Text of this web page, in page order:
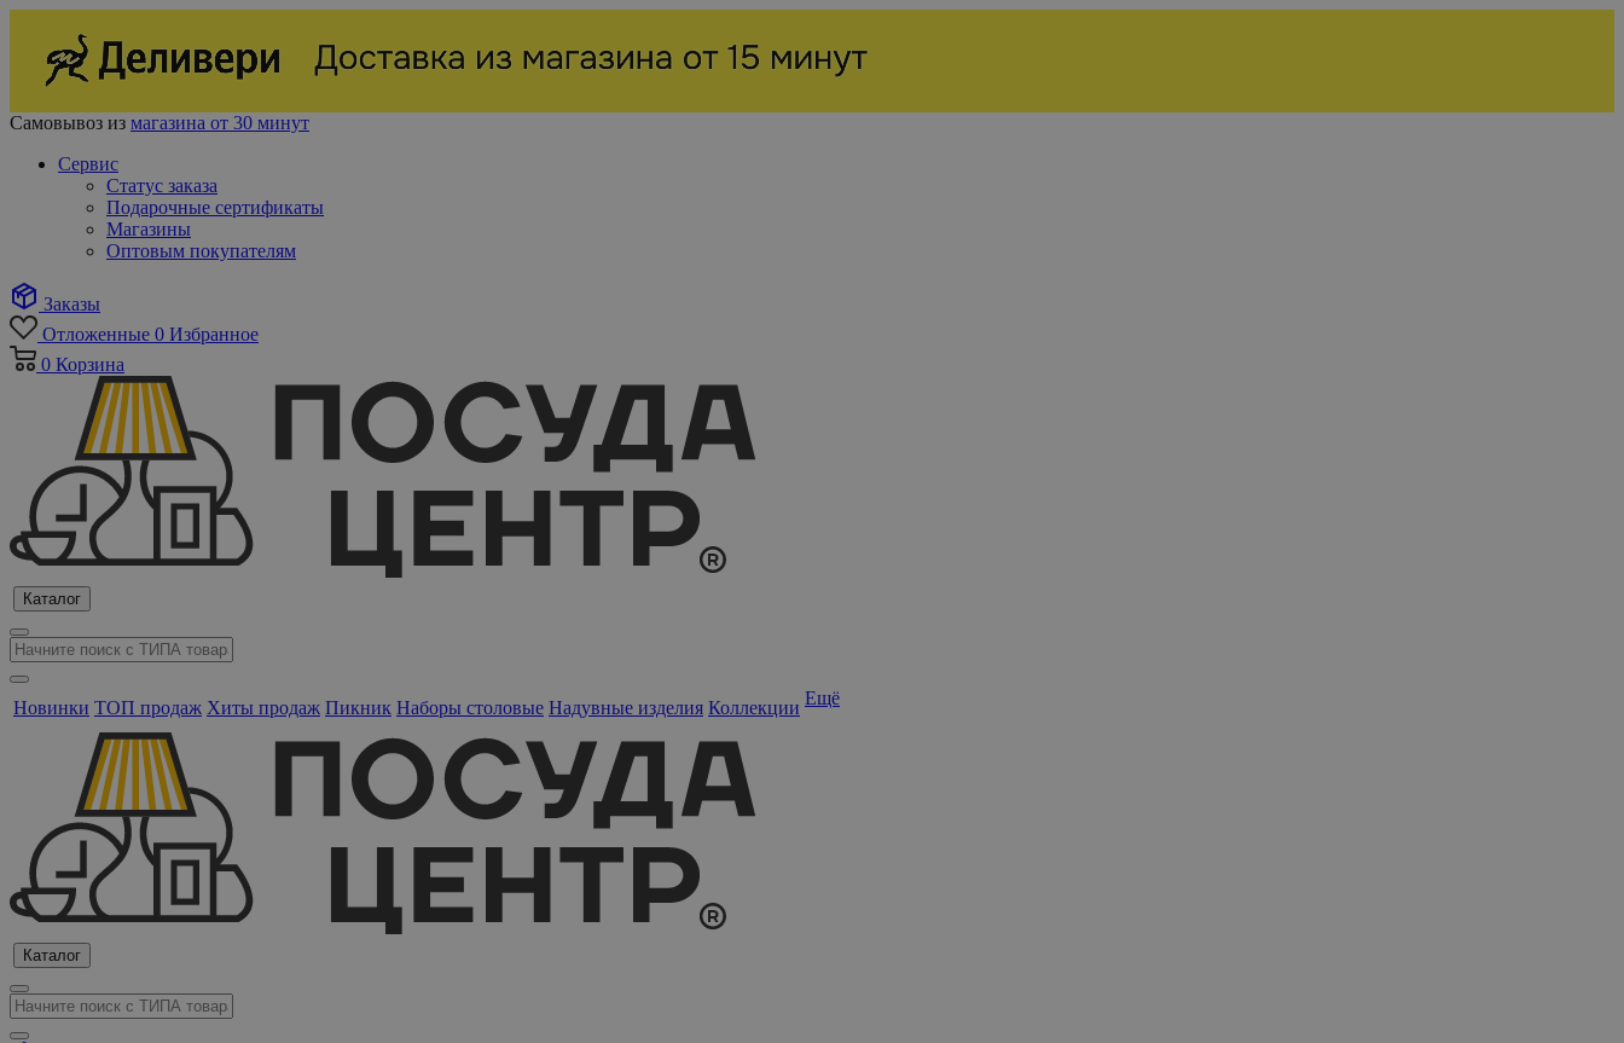
Самовывоз из магазина от 30 минут
Сервис
Статус заказа
Подарочные сертификаты
Магазины
Оптовым покупателям
Заказы
Отложенные 0 Избранное
0 Корзина
Каталог
Новинки ТОП продаж Хиты продаж Пикник Наборы столовые Надувные изделия Коллекции Ещё
Каталог